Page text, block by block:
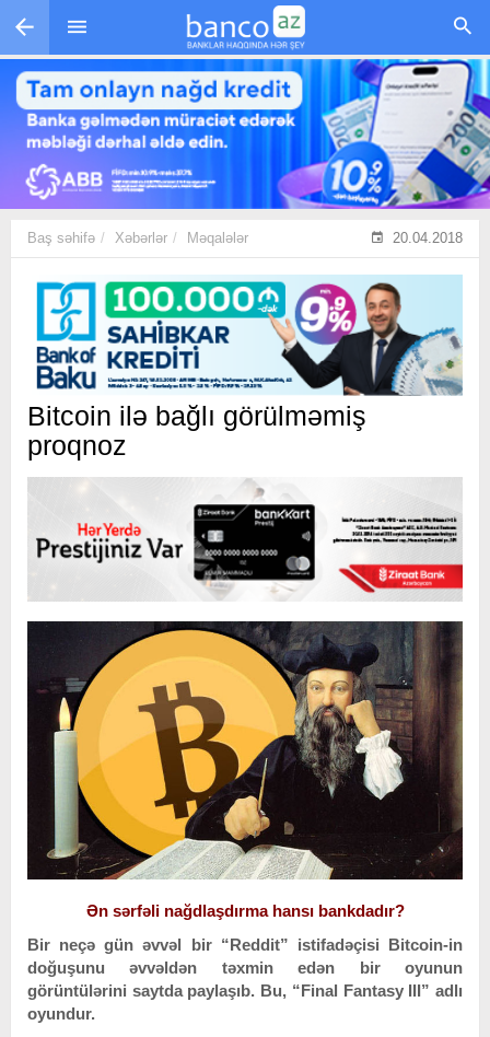
Skip to main content
Baş səhifə Xəbərlər Məqalələr 20.04.2018
Bitcoin ilə bağlı görülməmiş
proqnoz
Ən sərfəli nağdlaşdırma hansı bankdadır?
Bir neçə gün əvvəl bir “Reddit” istifadəçisi Bitcoin-in
doğuşunu əvvəldən təxmin edən bir oyunun
görüntülərini saytda paylaşıb. Bu, “Final Fantasy III” adlı
oyundur.